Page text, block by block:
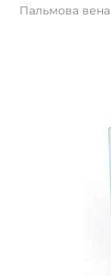
Пальмова вена